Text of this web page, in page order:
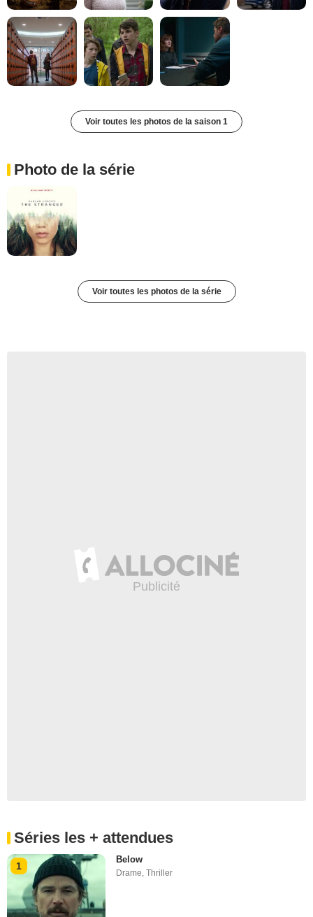
Voir toutes les photos de la saison 1
Photo de la série
Voir toutes les photos de la série
Séries les + attendues
1
Below
Drame ,Thriller